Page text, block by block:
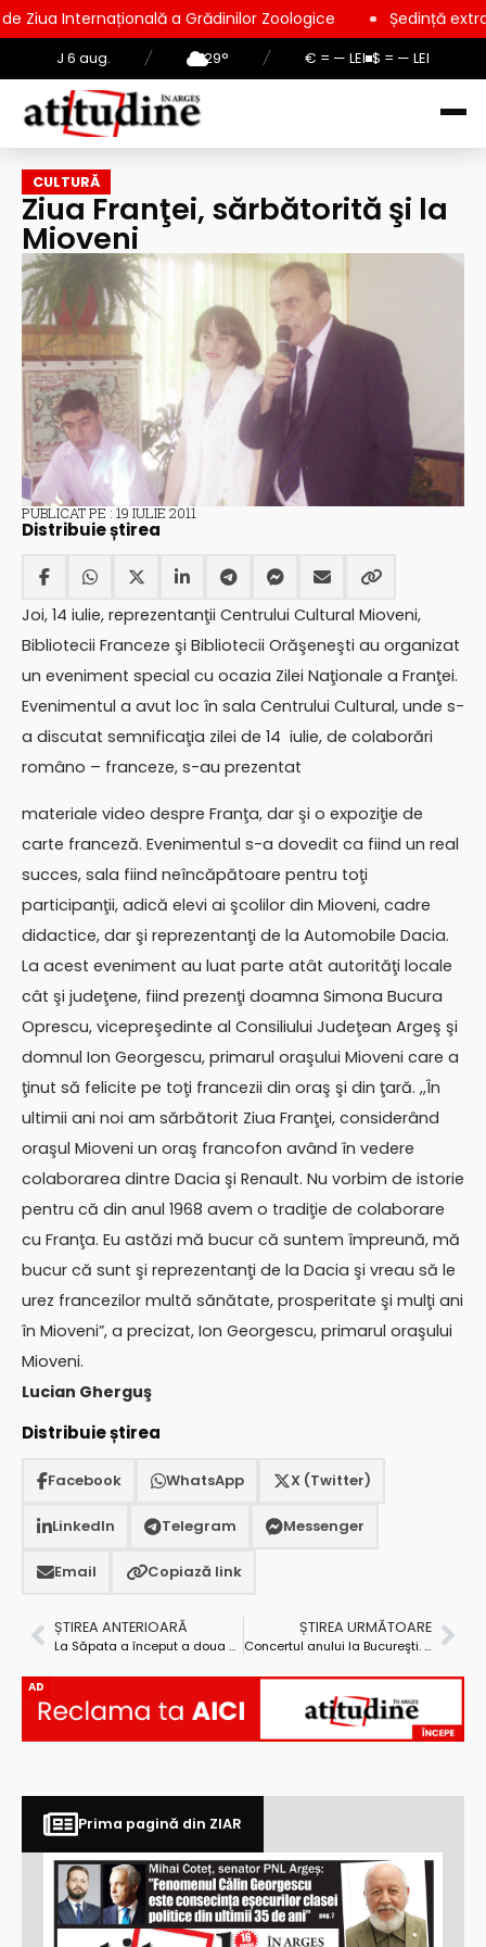
J 6 aug. / 29° / € = — LEI $ = — LEI
a Grădinilor Zoologice Ședință extraordinară la
CULTURĂ
Ziua Franţei, sărbătorită şi la
Mioveni
PUBLICAT PE : 19 IULIE 2011
Distribuie știrea
Joi, 14 iulie, reprezentanţii Centrului Cultural Mioveni,
Bibliotecii Franceze şi Bibliotecii Orăşeneşti au organizat
un eveniment special cu ocazia Zilei Naţionale a Franţei.
Evenimentul a avut loc în sala Centrului Cultural, unde s-
a discutat semnificaţia zilei de 14 iulie, de colaborări
româno – franceze, s-au prezentat
materiale video despre Franţa, dar şi o expoziţie de
carte franceză. Evenimentul s-a dovedit ca fiind un real
succes, sala fiind neîncăpătoare pentru toţi
participanţii, adică elevi ai şcolilor din Mioveni, cadre
didactice, dar şi reprezentanţi de la Automobile Dacia.
La acest eveniment au luat parte atât autorităţi locale
cât şi judeţene, fiind prezenţi doamna Simona Bucura
Oprescu, vicepreşedinte al Consiliului Judeţean Argeş şi
domnul Ion Georgescu, primarul oraşului Mioveni care a
ţinut să felicite pe toţi francezii din oraş şi din ţară. ,,În
ultimii ani noi am sărbătorit Ziua Franţei, considerând
oraşul Mioveni un oraş francofon având în vedere
colaborarea dintre Dacia şi Renault. Nu vorbim de istorie
pentru că din anul 1968 avem o tradiţie de colaborare
cu Franţa. Eu astăzi mă bucur că suntem împreună, mă
bucur că sunt şi reprezentanţi de la Dacia şi vreau să le
urez francezilor multă sănătate, prosperitate şi mulţi ani
în Mioveni”, a precizat, Ion Georgescu, primarul oraşului
Mioveni.
Lucian Gherguş
Distribuie știrea
Facebook WhatsApp X (Twitter)
LinkedIn Telegram Messenger
Email Copiază link
ȘTIREA ANTERIOARĂ
La Săpata a început a doua ediţie a taberei de pictură intitulată ,,ICOANA DIN SUFLETUL COPILULUI”
ȘTIREA URMĂTOARE
Concertul anului la Bucureşti. Trei ore cu Bon Jovi în Piaţa Constituţiei
AD
Prima pagină din ZIAR